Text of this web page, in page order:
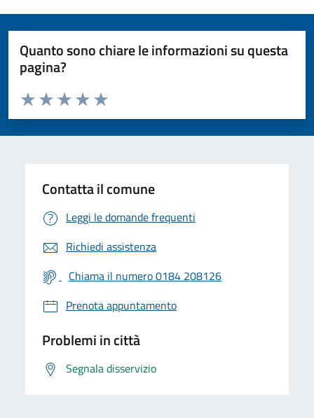
Quanto sono chiare le informazioni su questa
pagina?
Valuta da 1 a 5 stelle la pagina
Valuta 5 stelle su 5
Valuta 4 stelle su 5
Valuta 3 stelle su 5
Valuta 2 stelle su 5
Valuta 1 stelle su 5
Contatta il comune
Leggi le domande frequenti
Richiedi assistenza
Chiama il numero 0184 208126
Prenota appuntamento
Problemi in città
Segnala disservizio